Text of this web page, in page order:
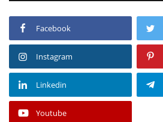
Facebook
Instagram
Linkedin
Youtube